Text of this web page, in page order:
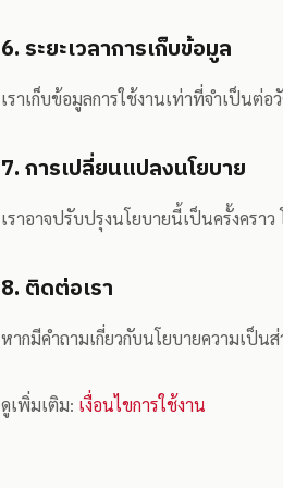
6. ระยะเวลาการเก็บข้อมูล
เราเก็บข้อมูลการใช้งานเท่าที่จำเป็น
7. การเปลี่ยนแปลงนโยบาย
เราอาจปรับปรุงนโยบายนี้เป็นครั้งครา
8. ติดต่อเรา
หากมีคำถามเกี่ยวกับนโยบายความเป็
ดูเพิ่มเติม: เงื่อนไขการใช้งาน